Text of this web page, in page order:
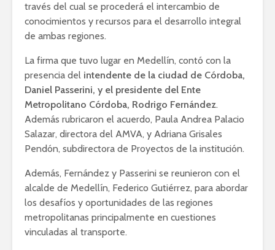
través del cual se procederá el intercambio de
conocimientos y recursos para el desarrollo integral
de ambas regiones.
La firma que tuvo lugar en Medellín, contó con la
presencia del intendente de la ciudad de Córdoba,
Daniel Passerini, y el presidente del Ente
Metropolitano Córdoba, Rodrigo Fernández.
Además rubricaron el acuerdo, Paula Andrea Palacio
Salazar, directora del AMVA, y Adriana Grisales
Pendón, subdirectora de Proyectos de la institución.
Además, Fernández y Passerini se reunieron con el
alcalde de Medellín, Federico Gutiérrez, para abordar
los desafíos y oportunidades de las regiones
metropolitanas principalmente en cuestiones
vinculadas al transporte.